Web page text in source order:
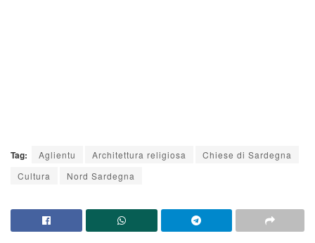
Tag: Aglientu Architettura religiosa
Chiese di Sardegna
Cultura
Nord Sardegna